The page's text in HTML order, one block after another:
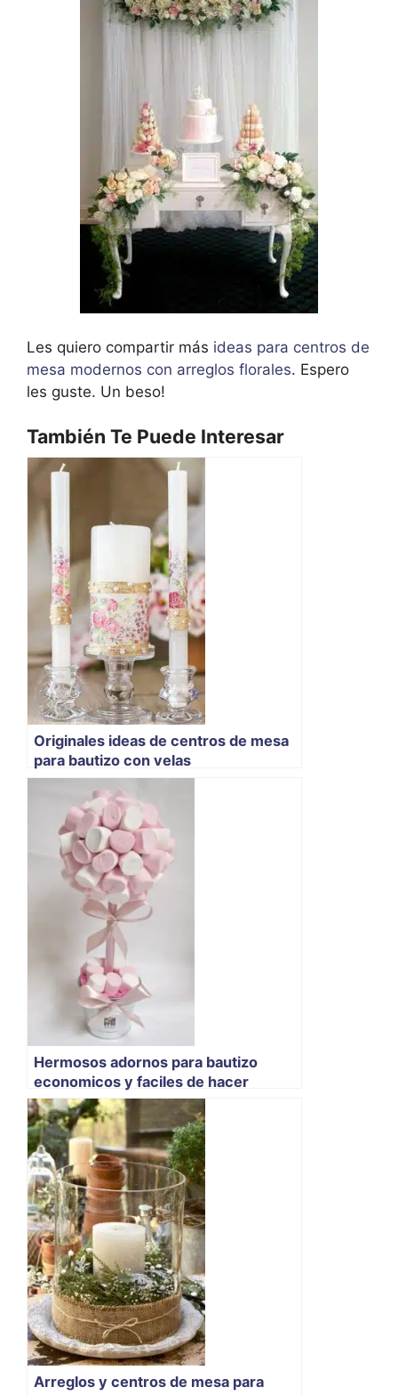
Les quiero compartir más ideas para centros de
mesa modernos con arreglos florales. Espero
les guste. Un beso!
También Te Puede Interesar
Originales ideas de centros de mesa
para bautizo con velas
Hermosos adornos para bautizo
economicos y faciles de hacer
Arreglos y centros de mesa para